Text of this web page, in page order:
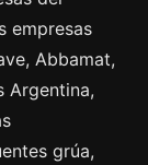
empresas
Abbamat,
Argentina,
grúa,